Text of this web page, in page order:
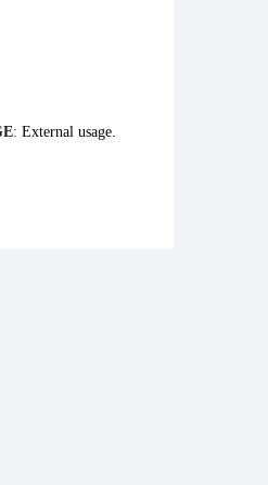
: External usage.